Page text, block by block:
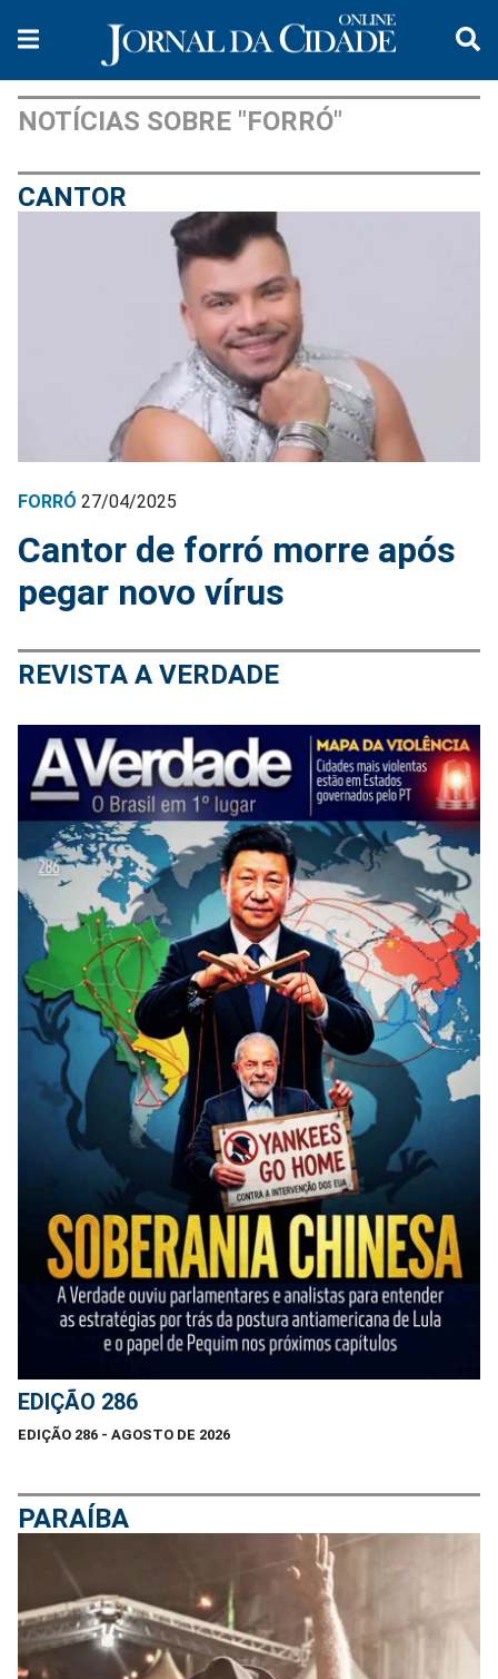
NOTÍCIAS SOBRE "FORRÓ"
CANTOR
FORRÓ 27/04/2025
Cantor de forró morre após
pegar novo vírus
REVISTA A VERDADE
EDIÇÃO 286
EDIÇÃO 286 - AGOSTO DE 2026
PARAÍBA